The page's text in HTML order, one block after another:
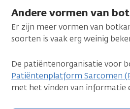
Andere vormen van
Er zijn meer vormen van
soorten is vaak erg weinig
De patiëntenorganisatie voor
Patiëntenplatform Sarcomen
met het vinden van informatie